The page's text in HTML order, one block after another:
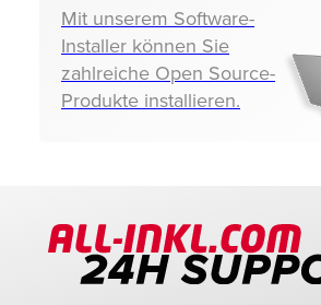
Mit unserem Software-
Installer können Sie
zahlreiche Open Source-
Produkte installieren.